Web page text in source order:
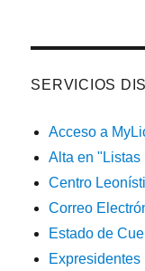
SERVICIOS
Acceso a
Alta en "Listas
Centro
Correo
Estado de